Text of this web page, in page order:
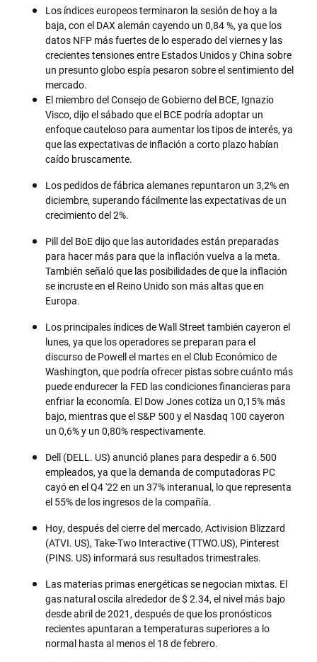
Los índices europeos terminaron la sesión de hoy a la
baja, con el DAX alemán cayendo un 0,84 %, ya que los
datos NFP más fuertes de lo esperado del viernes y las
crecientes tensiones entre Estados Unidos y China sobre
un presunto globo espía pesaron sobre el sentimiento del
mercado.
El miembro del Consejo de Gobierno del BCE, Ignazio
Visco, dijo el sábado que el BCE podría adoptar un
enfoque cauteloso para aumentar los tipos de interés, ya
que las expectativas de inflación a corto plazo habían
caído bruscamente.
Los pedidos de fábrica alemanes repuntaron un 3,2% en
diciembre, superando fácilmente las expectativas de un
crecimiento del 2%.
Pill del BoE dijo que las autoridades están preparadas
para hacer más para que la inflación vuelva a la meta.
También señaló que las posibilidades de que la inflación
se incruste en el Reino Unido son más altas que en
Europa.
Los principales índices de Wall Street también cayeron el
lunes, ya que los operadores se preparan para el
discurso de Powell el martes en el Club Económico de
Washington, que podría ofrecer pistas sobre cuánto más
puede endurecer la FED las condiciones financieras para
enfriar la economía. El Dow Jones cotiza un 0,15% más
bajo, mientras que el S&P 500 y el Nasdaq 100 cayeron
un 0,6% y un 0,80% respectivamente.
Dell (DELL. US) anunció planes para despedir a 6.500
empleados, ya que la demanda de computadoras PC
cayó en el Q4 '22 en un 37% interanual, lo que representa
el 55% de los ingresos de la compañía.
Hoy, después del cierre del mercado, Activision Blizzard
(ATVI. US), Take-Two Interactive (TTWO.US), Pinterest
(PINS. US) informará sus resultados trimestrales.
Las materias primas energéticas se negocian mixtas. El
gas natural oscila alrededor de $ 2.34, el nivel más bajo
desde abril de 2021, después de que los pronósticos
recientes apuntaran a temperaturas superiores a lo
normal hasta al menos el 18 de febrero.